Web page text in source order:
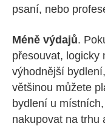
psaní, nebo
Méně výdajů.
přesouvat, logicky
výhodnější
většinou můžete
bydlení u
nakupovat na trhu